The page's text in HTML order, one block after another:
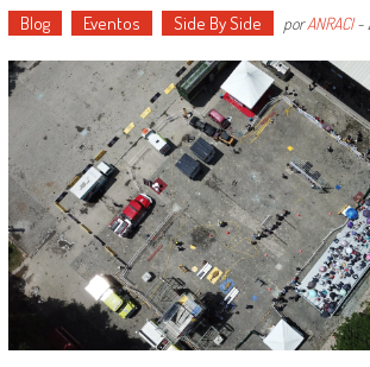
Blog Eventos Side By Side porANRACI-